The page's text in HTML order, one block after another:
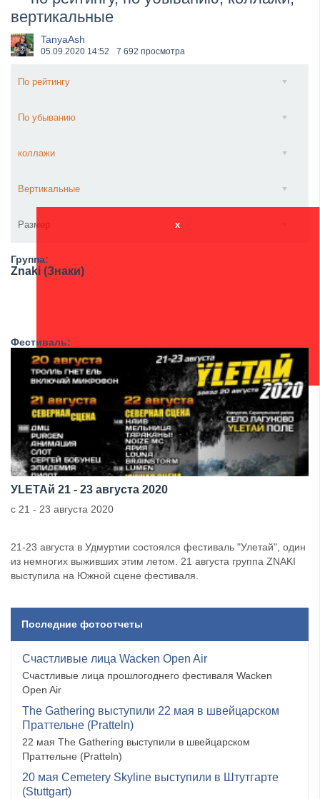
Wacken Open Air 2026 объявили последние одиннад...
вертикальные
TanyaAsh
05.09.2020 14:52 7 692 просмотра
По рейтингу
По убыванию
коллажи
Вертикальные
Размер x
Группа:
Znaki (Знаки)
Фестиваль:
УLETAй 21 - 23 августа 2020
с 21 - 23 августа 2020
21-23 августа в Удмуртии состоялся фестиваль "Улетай", один
из немногих выживших этим летом. 21 августа группа ZNAKI
выступила на Южной сцене фестиваля.
Последние фотоотчеты
Счастливые лица Wacken Open Air
Счастливые лица прошлогоднего фестиваля Wacken
Open Air
The Gathering выступили 22 мая в швейцарском
Праттельне (Pratteln)
22 мая The Gathering выступили в швейцарском
Праттельне (Pratteln)
20 мая Cemetery Skyline выступили в Штутгарте
(Stuttgart)